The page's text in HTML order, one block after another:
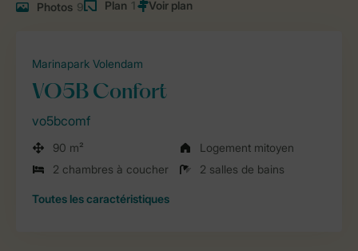
Photos 9 Plan 1
Marinapark Volendam
VO5B Confort
vo5bcomf
90 m²
Logement mitoyen
2 chambres à coucher
2 salles de bains
Toutes les caractéristiques